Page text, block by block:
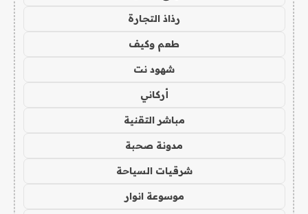
رذاذ التجارة
طعم وكيف
شهود نت
أركاني
مباشر التقنية
مدونة صحبة
شرقيات السياحة
موسوعة انوار